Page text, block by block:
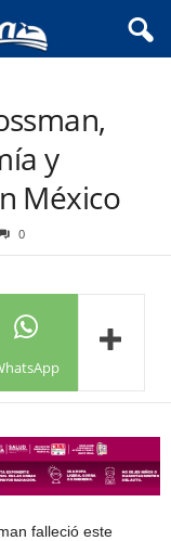
y
México
0
falleció este